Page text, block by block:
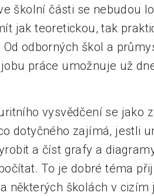
školní části se nebudou
jak teoretickou, tak
odborných škol a
práce umožnuje už
vysvědčení se jako
dotyčného zajímá, jestli
a číst grafy a
To je dobré téma
některých školách v